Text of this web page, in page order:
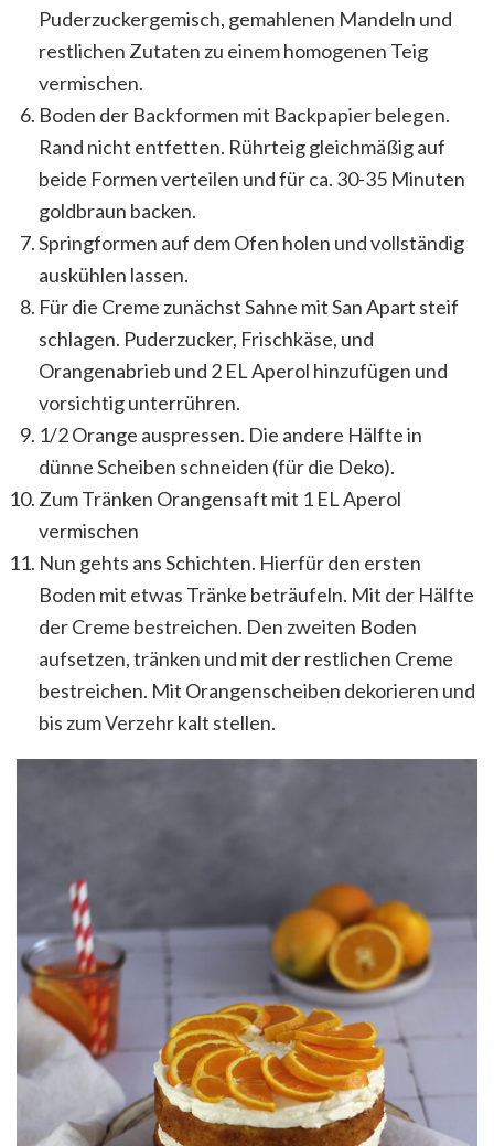
Puderzuckergemisch, gemahlenen Mandeln und
restlichen Zutaten zu einem homogenen Teig
vermischen.
Boden der Backformen mit Backpapier belegen.
Rand nicht entfetten. Rührteig gleichmäßig auf
beide Formen verteilen und für ca. 30-35 Minuten
goldbraun backen.
Springformen auf dem Ofen holen und vollständig
auskühlen lassen.
Für die Creme zunächst Sahne mit San Apart steif
schlagen. Puderzucker, Frischkäse, und
Orangenabrieb und 2 EL Aperol hinzufügen und
vorsichtig unterrühren.
1/2 Orange auspressen. Die andere Hälfte in
dünne Scheiben schneiden (für die Deko).
Zum Tränken Orangensaft mit 1 EL Aperol
vermischen
Nun gehts ans Schichten. Hierfür den ersten
Boden mit etwas Tränke beträufeln. Mit der Hälfte
der Creme bestreichen. Den zweiten Boden
aufsetzen, tränken und mit der restlichen Creme
bestreichen. Mit Orangenscheiben dekorieren und
bis zum Verzehr kalt stellen.